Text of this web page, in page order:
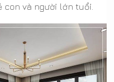
và người lớn tuổi.